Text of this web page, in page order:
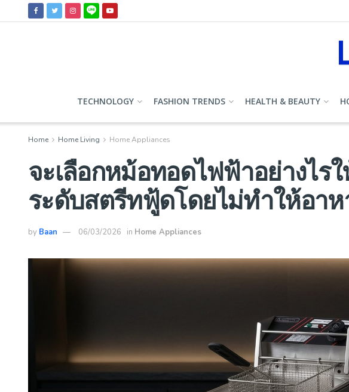
TECHNOLOGY FASHION TRENDS HEALTH & BEAUTY
Home Home Living Home Appliances
จะเลือกหม้อทอดไฟฟ้าอย่างไร
ระดับสตรีทฟู้ดโดยไม่ทำให้อา
by Baan 06/03/2026 in Home Appliances